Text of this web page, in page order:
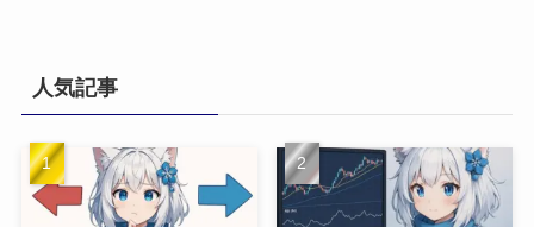
人気記事